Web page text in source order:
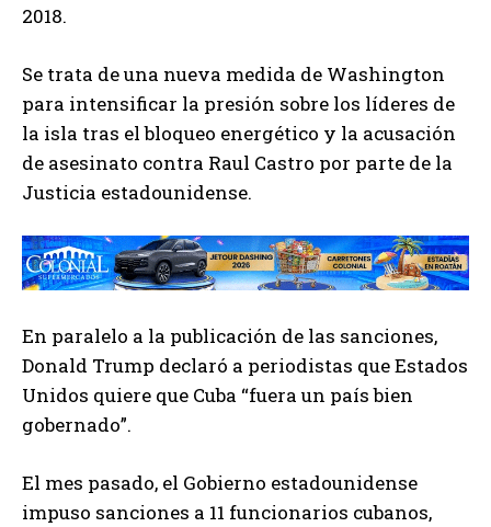
2018.
Se trata de una nueva medida de Washington
para intensificar la presión sobre los líderes de
la isla tras el bloqueo energético y la acusación
de asesinato contra Raul Castro por parte de la
Justicia estadounidense.
En paralelo a la publicación de las sanciones,
Donald Trump declaró a periodistas que Estados
Unidos quiere que Cuba “fuera un país bien
gobernado”.
El mes pasado, el Gobierno estadounidense
impuso sanciones a 11 funcionarios cubanos,